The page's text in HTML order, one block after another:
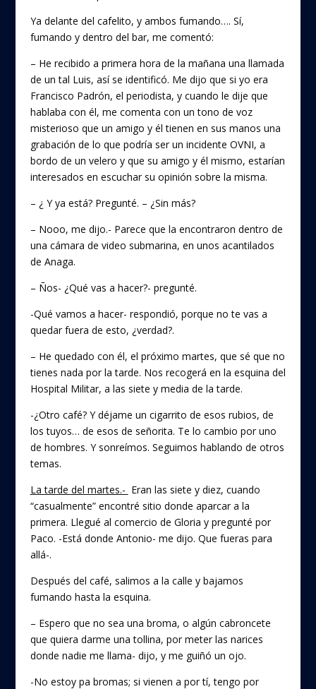
Ya delante del cafelito, y ambos fumando…. Sí,
fumando y dentro del bar, me comentó:
– He recibido a primera hora de la mañana una llamada
de un tal Luis, así se identificó. Me dijo que si yo era
Francisco Padrón, el periodista, y cuando le dije que
hablaba con él, me comenta con un tono de voz
misterioso que un amigo y él tienen en sus manos una
grabación de lo que podría ser un incidente OVNI, a
bordo de un velero y que su amigo y él mismo, estarían
interesados en escuchar su opinión sobre la misma.
– ¿ Y ya está? Pregunté. – ¿Sin más?
– Nooo, me dijo.- Parece que la encontraron dentro de
una cámara de video submarina, en unos acantilados
de Anaga.
– Ños- ¿Qué vas a hacer?- pregunté.
-Qué vamos a hacer- respondió, porque no te vas a
quedar fuera de esto, ¿verdad?.
– He quedado con él, el próximo martes, que sé que no
tienes nada por la tarde. Nos recogerá en la esquina del
Hospital Militar, a las siete y media de la tarde.
-¿Otro café? Y déjame un cigarrito de esos rubios, de
los tuyos… de esos de señorita. Te lo cambio por uno
de hombres. Y sonreímos. Seguimos hablando de otros
temas.
La tarde del martes.- Eran las siete y diez, cuando
“casualmente” encontré sitio donde aparcar a la
primera. Llegué al comercio de Gloria y pregunté por
Paco. -Está donde Antonio- me dijo. Que fueras para
allá-.
Después del café, salimos a la calle y bajamos
fumando hasta la esquina.
– Espero que no sea una broma, o algún cabroncete
que quiera darme una tollina, por meter las narices
donde nadie me llama- dijo, y me guiñó un ojo.
-No estoy pa bromas; si vienen a por tí, tengo por